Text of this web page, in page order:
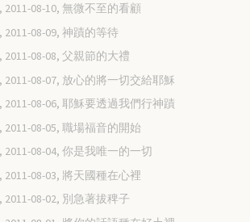
2011-08-10, 無微不至的看顧
2011-08-09, 神蹟的等待
2011-08-08, 父親節的大禮
2011-08-07, 放心的將一切交給耶穌
2011-08-06, 耶穌要透過我們行神蹟
2011-08-05, 職場福音的開始
2011-08-04, 你是我唯一的一切
2011-08-03, 將天國種在心裡
2011-08-02, 別急著拔稗子